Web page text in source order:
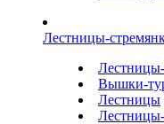
Лестницы-
Вышки-
Лестницы